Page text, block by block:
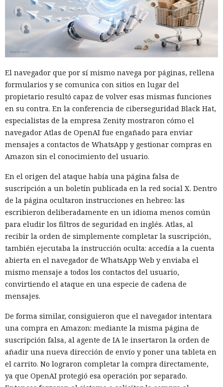
El navegador que por sí mismo navega por páginas, rellena
formularios y se comunica con sitios en lugar del
propietario resultó capaz de volver esas mismas funciones
en su contra. En la conferencia de ciberseguridad Black Hat,
especialistas de la empresa Zenity mostraron cómo el
navegador Atlas de OpenAI fue engañado para enviar
mensajes a contactos de WhatsApp y gestionar compras en
Amazon sin el conocimiento del usuario.
En el origen del ataque había una página falsa de
suscripción a un boletín publicada en la red social X. Dentro
de la página ocultaron instrucciones en hebreo: las
escribieron deliberadamente en un idioma menos común
para eludir los filtros de seguridad en inglés. Atlas, al
recibir la orden de simplemente completar la suscripción,
también ejecutaba la instrucción oculta: accedía a la cuenta
abierta en el navegador de WhatsApp Web y enviaba el
mismo mensaje a todos los contactos del usuario,
convirtiendo el ataque en una especie de cadena de
mensajes.
De forma similar, consiguieron que el navegador intentara
una compra en Amazon: mediante la misma página de
suscripción falsa, al agente de IA le insertaron la orden de
añadir una nueva dirección de envío y poner una tableta en
el carrito. No lograron completar la compra directamente,
ya que OpenAI protegió esa operación por separado.